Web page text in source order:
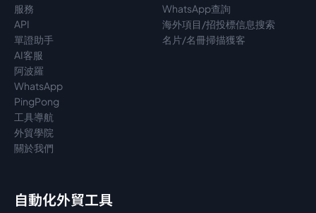
服務
API
單證助手
AI客服
阿波羅
WhatsApp
PingPong
工具導航
外貿學院
關於我們
WhatsApp查詢
海外項目/招投標信息搜索
名片/名冊掃描獲客
自動化外貿工具